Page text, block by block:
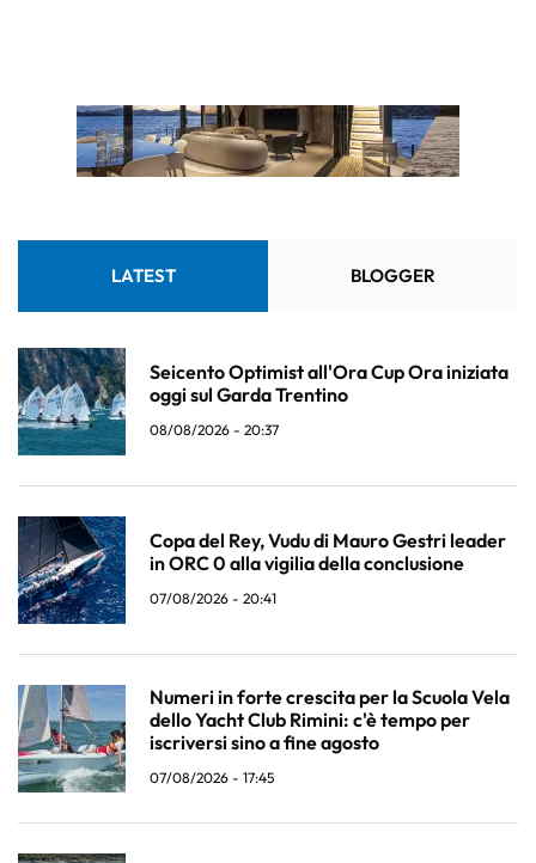
LATEST BLOGGER
Seicento Optimist all'Ora Cup Ora iniziata
oggi sul Garda Trentino
08/08/2026 - 20:37
Copa del Rey, Vudu di Mauro Gestri leader
in ORC 0 alla vigilia della conclusione
07/08/2026 - 20:41
Numeri in forte crescita per la Scuola Vela
dello Yacht Club Rimini: c'è tempo per
iscriversi sino a fine agosto
07/08/2026 - 17:45